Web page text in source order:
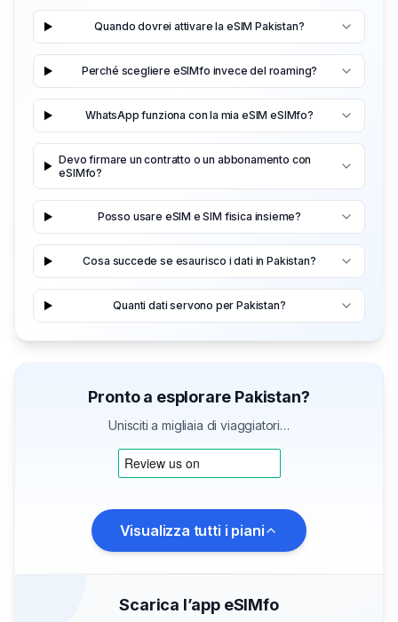
Quando dovrei attivare la eSIM Pakistan?
Perché scegliere eSIMfo invece del roaming?
WhatsApp funziona con la mia eSIM eSIMfo?
Devo firmare un contratto o un abbonamento con
eSIMfo?
Posso usare eSIM e SIM fisica insieme?
Cosa succede se esaurisco i dati in Pakistan?
Quanti dati servono per Pakistan?
Pronto a esplorare Pakistan?
Unisciti a migliaia di viaggiatori…
Visualizza tutti i piani
Scarica l’app eSIMfo